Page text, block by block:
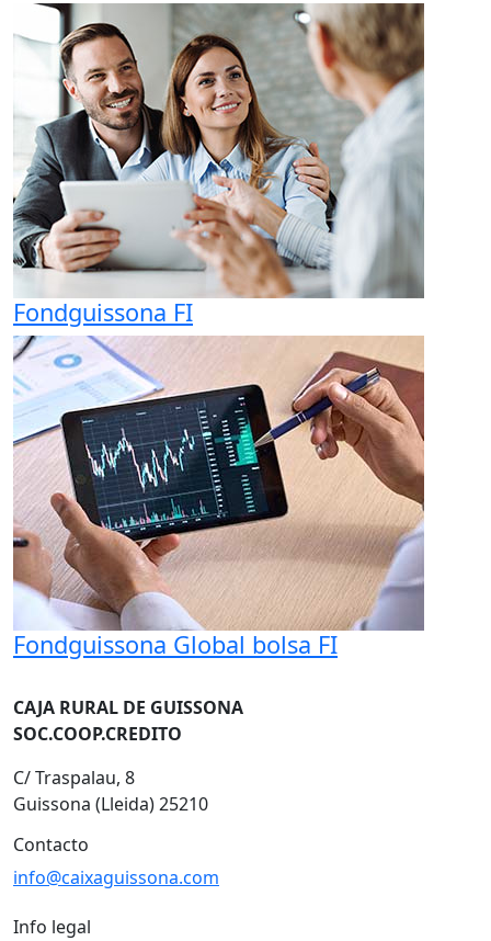
Fondguissona FI
Fondguissona Global bolsa FI
CAJA RURAL DE GUISSONA
SOC.COOP.CREDITO
C/ Traspalau, 8
Guissona (Lleida) 25210
Contacto
info@caixaguissona.com
Info legal